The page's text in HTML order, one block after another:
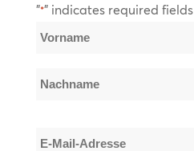
"*" indicates required fields
Name
Vorname
E-